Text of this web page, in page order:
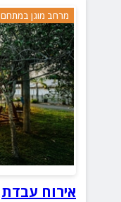
מרחב מוגן במתחם
אירוח עבדת